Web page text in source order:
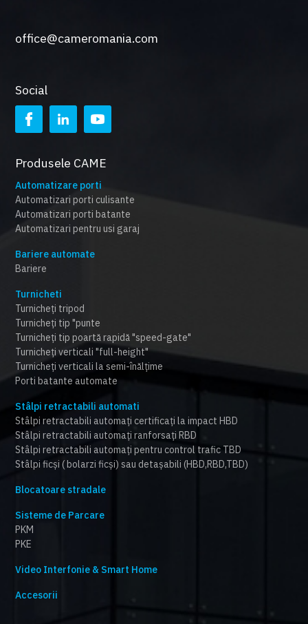
office@cameromania.com
Social
Produsele CAME
Automatizare porti
Automatizari porti culisante
Automatizari porti batante
Automatizari pentru usi garaj
Bariere automate
Bariere
Turnicheti
Turnicheți tripod
Turnicheți tip "punte
Turnicheți tip poartă rapidă "speed-gate"
Turnicheți verticali "full-height"
Turnicheți verticali la semi-înălțime
Porti batante automate
Stâlpi retractabili automati
Stâlpi retractabili automați certificați la impact HBD
Stâlpi retractabili automați ranforsați RBD
Stâlpi retractabili automați pentru control trafic TBD
Stâlpi ficși ( bolarzi ficși) sau detașabili (HBD,RBD,TBD)
Blocatoare stradale
Sisteme de Parcare
PKM
PKE
Video Interfonie & Smart Home
Accesorii